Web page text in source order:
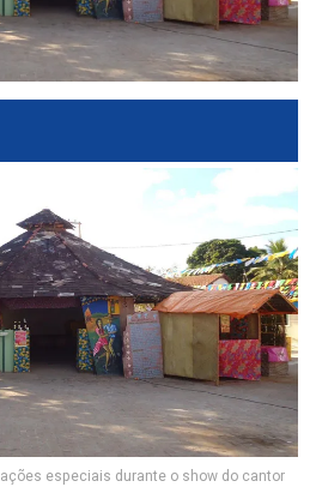
especiais durante o show do cantor